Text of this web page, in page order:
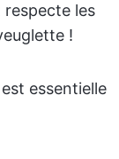
les
!
essentielle